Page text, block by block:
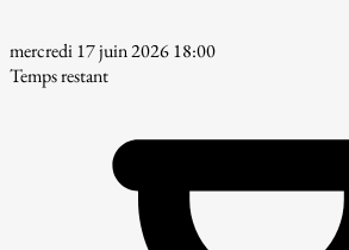
mercredi 17 juin 2026 18:00
Temps restant